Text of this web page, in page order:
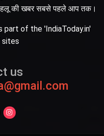
की खबर सबसे पहले आप तक।
part of the 'IndiaToday.in'
sites
us